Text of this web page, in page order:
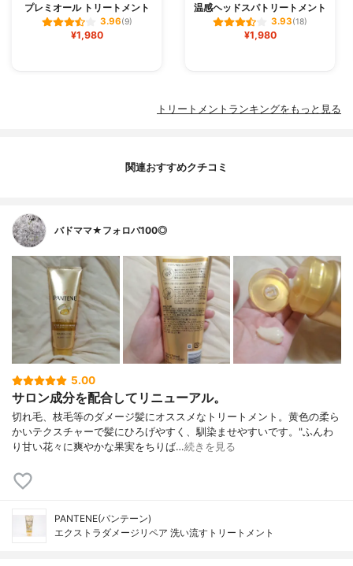
プレミオール トリートメント
3.96(9)
¥1,980
温感ヘッドスパトリートメント
3.93(18)
¥1,980
トリートメントランキングをもっと見る
関連おすすめクチコミ
バドママ★フォロバ100◎
5.00
サロン成分を配合してリニューアル。
切れ毛、枝毛等のダメージ髪にオススメなトリートメント。黄色の柔ら
かいテクスチャーで髪にひろげやすく、馴染ませやすいです。"ふんわ
り甘い花々に爽やかな果実をちりば…続きを見る
PANTENE(パンテーン)
エクストラダメージリペア 洗い流すトリートメント